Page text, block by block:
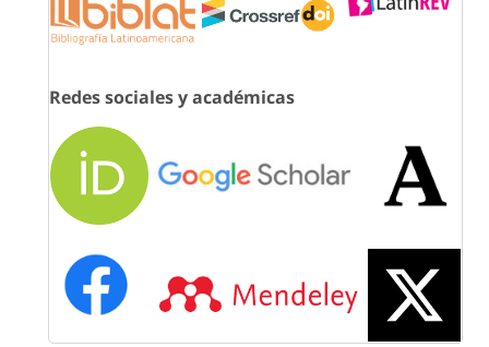
Redes sociales y académicas